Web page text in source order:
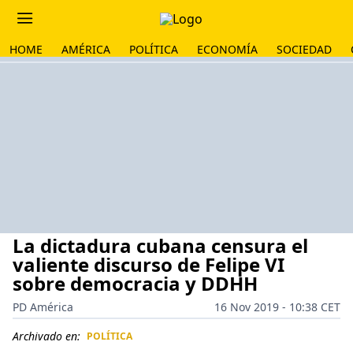
HOME AMÉRICA POLÍTICA ECONOMÍA SOCIEDAD
La dictadura cubana censura el
valiente discurso de Felipe VI
sobre democracia y DDHH
PD América
16 Nov 2019 - 10:38 CET
Archivado en: POLÍTICA